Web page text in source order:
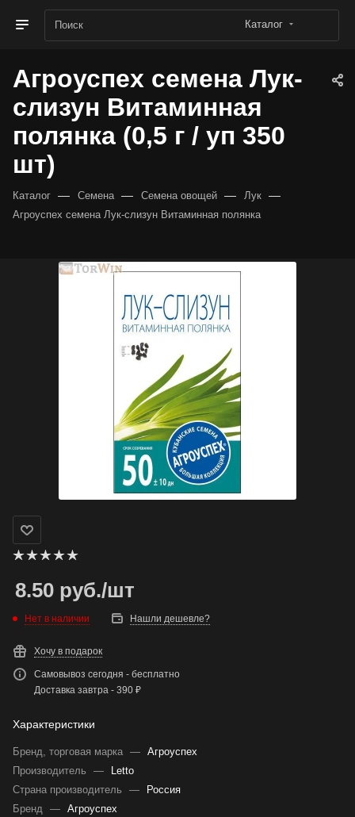
Каталог
Агроуспех семена Лук-
слизун Витаминная
полянка (0,5 г / уп 350
шт)
Каталог — Семена — Семена овощей — Лук —
Агроуспех семена Лук-слизун Витаминная полянка
8.50 руб./шт
Нет в наличии Нашли дешевле?
Хочу в подарок
Самовывоз сегодня - бесплатно
Доставка завтра - 390 ₽
Характеристики
Бренд, торговая марка — Агроуспех
Производитель
—
Letto
Страна производитель
—
Россия
Бренд — Агроуспех